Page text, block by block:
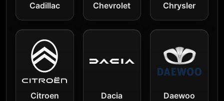
Cadillac Chevrolet Chrysler
Citroen Dacia Daewoo